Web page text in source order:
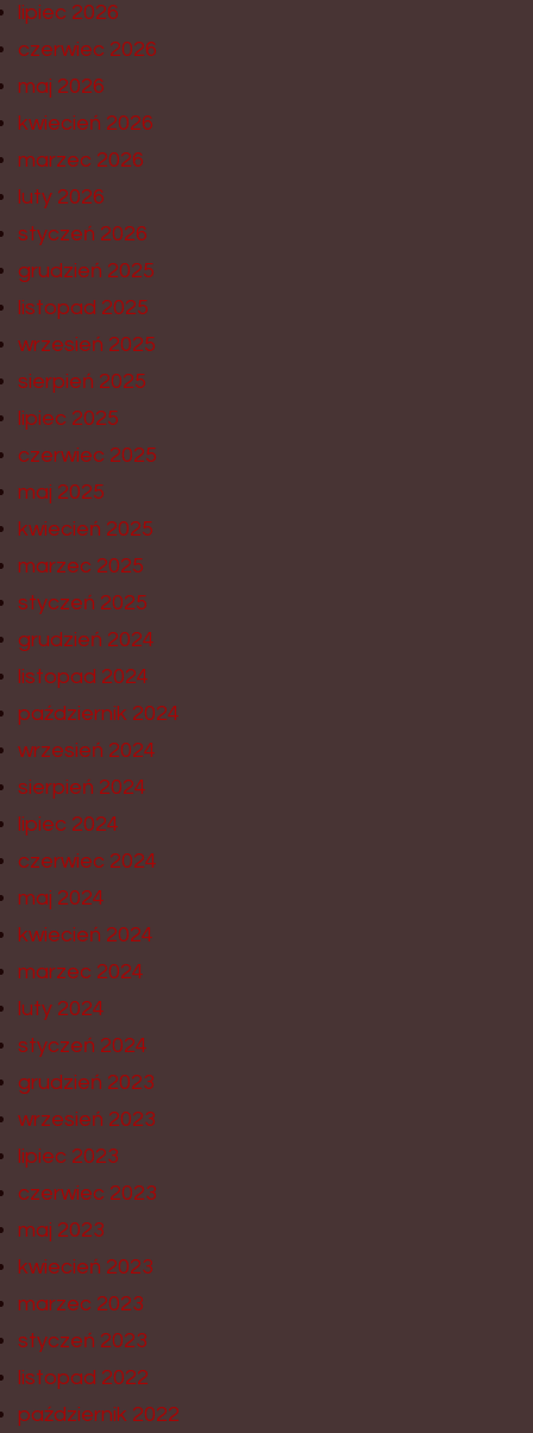
lipiec 2026
czerwiec 2026
maj 2026
kwiecień 2026
marzec 2026
luty 2026
styczeń 2026
grudzień 2025
listopad 2025
wrzesień 2025
sierpień 2025
lipiec 2025
czerwiec 2025
maj 2025
kwiecień 2025
marzec 2025
styczeń 2025
grudzień 2024
listopad 2024
październik 2024
wrzesień 2024
sierpień 2024
lipiec 2024
czerwiec 2024
maj 2024
kwiecień 2024
marzec 2024
luty 2024
styczeń 2024
grudzień 2023
wrzesień 2023
lipiec 2023
czerwiec 2023
maj 2023
kwiecień 2023
marzec 2023
styczeń 2023
listopad 2022
październik 2022